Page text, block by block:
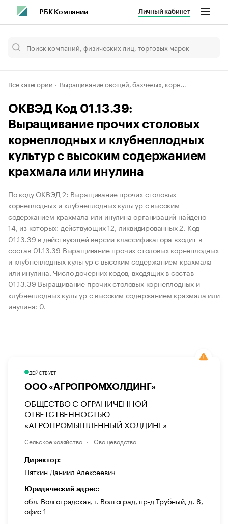
РБК Компании Личный кабинет
Все категории Выращивание овощей, бахчевых, корнеплодных и клубнеплодных культур, грибов и трюфелей
ОКВЭД Код 01.13.39:
Выращивание прочих столовых
корнеплодных и клубнеплодных
культур с высоким содержанием
крахмала или инулина
По коду ОКВЭД 2: Выращивание прочих столовых
корнеплодных и клубнеплодных культур с высоким
содержанием крахмала или инулина организаций найдено —
14, из которых: действующих 12, ликвидированных 2. Код
01.13.39 в действующей версии классификатора входит в
состав 01.13.39 Выращивание прочих столовых корнеплодных
и клубнеплодных культур с высоким содержанием крахмала
или инулина. Число дочерних кодов, входящих в состав
01.13.39 Выращивание прочих столовых корнеплодных и
клубнеплодных культур с высоким содержанием крахмала или
инулина: 0.
ДЕЙСТВУЕТ
ООО «АГРОПРОМХОЛДИНГ»
ОБЩЕСТВО С ОГРАНИЧЕННОЙ
ОТВЕТСТВЕННОСТЬЮ
«АГРОПРОМЫШЛЕННЫЙ ХОЛДИНГ»
Сельское хозяйство Овощеводство
Директор:
Пяткин Даниил Алексеевич
Юридический адрес:
обл. Волгоградская, г. Волгоград, пр-д Трубный, д. 8,
офис 1